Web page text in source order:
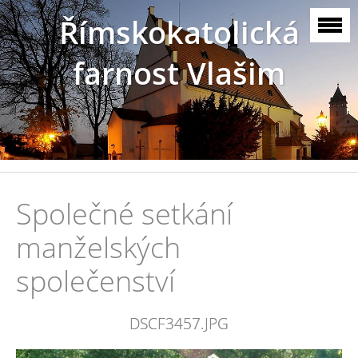
Římskokatolická
farnost Vlašim
Společné setkání
manželských
společenství
DSCF3457.JPG